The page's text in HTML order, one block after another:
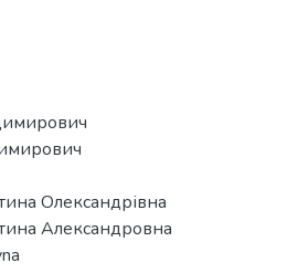
Олександрівна
Александровна